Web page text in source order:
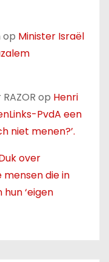
op Minister Israël
op Henri
PvdA een
niet menen?’.
over
mensen die in
‘eigen